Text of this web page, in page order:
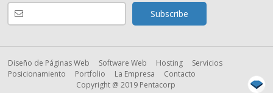
Diseño de Páginas Web Software Web Hosting
Servicios
Posicionamiento
Portfolio La Empresa
Contacto
Copyright @ 2019 Pentacorp